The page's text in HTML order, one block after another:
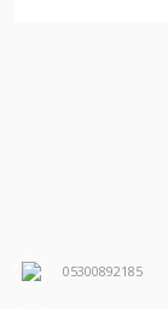
05300892185